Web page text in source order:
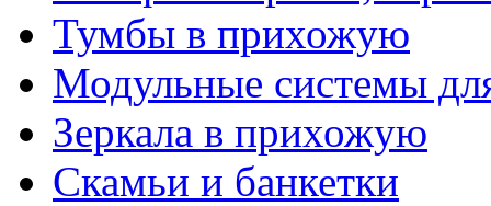
Тумбы в прихожую
Модульные системы
Зеркала в прихожую
Скамьи и банкетки